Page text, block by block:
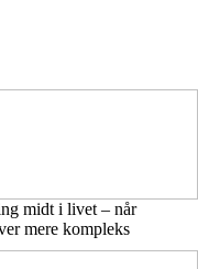
midt i livet – når
mere kompleks